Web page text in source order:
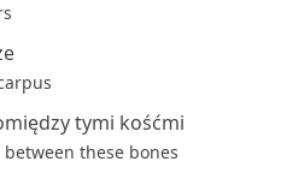
tymi kośćmi
between these bones